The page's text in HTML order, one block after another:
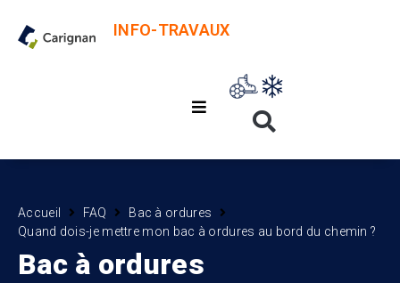
INFO-TRAVAUX
Accueil FAQ
Bac à ordures
Quand dois-je mettre mon bac à ordures au bord du chemin ?
Bac à ordures